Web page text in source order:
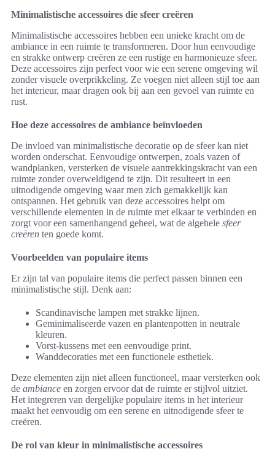
Minimalistische accessoires die sfeer creëren
Minimalistische accessoires hebben een unieke kracht om de
ambiance in een ruimte te transformeren. Door hun eenvoudige
en strakke ontwerp creëren ze een rustige en harmonieuze sfeer.
Deze accessoires zijn perfect voor wie een serene omgeving wil
zonder visuele overprikkeling. Ze voegen niet alleen stijl toe aan
het interieur, maar dragen ook bij aan een gevoel van ruimte en
rust.
Hoe deze accessoires de ambiance beïnvloeden
De invloed van minimalistische decoratie op de sfeer kan niet
worden onderschat. Eenvoudige ontwerpen, zoals vazen of
wandplanken, versterken de visuele aantrekkingskracht van een
ruimte zonder overweldigend te zijn. Dit resulteert in een
uitnodigende omgeving waar men zich gemakkelijk kan
ontspannen. Het gebruik van deze accessoires helpt om
verschillende elementen in de ruimte met elkaar te verbinden en
zorgt voor een samenhangend geheel, wat de algehele sfeer
creëren ten goede komt.
Voorbeelden van populaire items
Er zijn tal van populaire items die perfect passen binnen een
minimalistische stijl. Denk aan:
Scandinavische lampen met strakke lijnen.
Geminimaliseerde vazen en plantenpotten in neutrale
kleuren.
Vorst-kussens met een eenvoudige print.
Wanddecoraties met een functionele esthetiek.
Deze elementen zijn niet alleen functioneel, maar versterken ook
de ambiance en zorgen ervoor dat de ruimte er stijlvol uitziet.
Het integreren van dergelijke populaire items in het interieur
maakt het eenvoudig om een serene en uitnodigende sfeer te
creëren.
De rol van kleur in minimalistische accessoires